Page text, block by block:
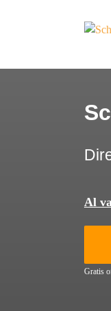
Al
Gratis